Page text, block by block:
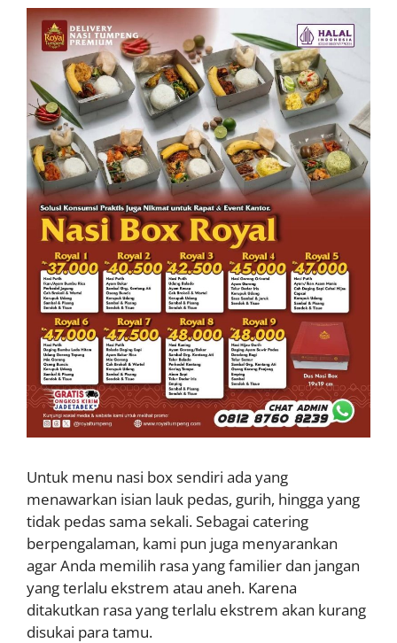
Untuk menu nasi box sendiri ada yang
menawarkan isian lauk pedas, gurih, hingga yang
tidak pedas sama sekali. Sebagai catering
berpengalaman, kami pun juga menyarankan
agar Anda memilih rasa yang familier dan jangan
yang terlalu ekstrem atau aneh. Karena
ditakutkan rasa yang terlalu ekstrem akan kurang
disukai para tamu.